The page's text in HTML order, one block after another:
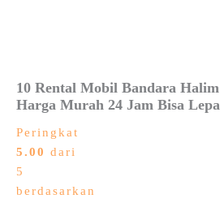
10 Rental Mobil Bandara
Harga Murah 24 Jam Bisa
Peringkat
5.00 dari
5
berdasarkan